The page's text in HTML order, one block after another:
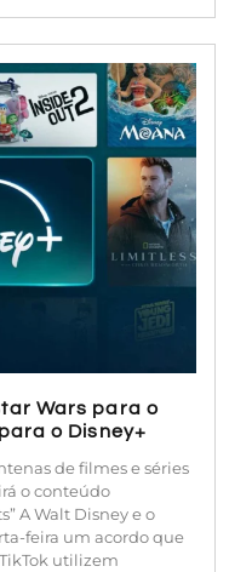
Wars para o
o Disney+
de filmes e séries
o conteúdo
A Walt Disney e o
feira um acordo que
utilizem